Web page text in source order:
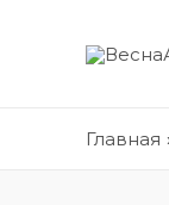
Главная